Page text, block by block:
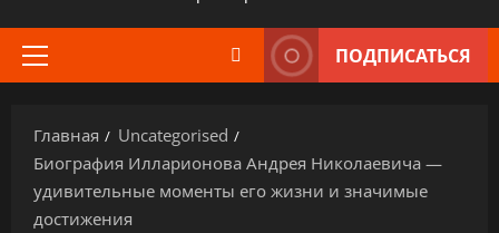
Основное
ПОДПИСАТЬСЯ
Главная
Uncategorised
Биография Илларионова Андрея Николаевича —
удивительные моменты его жизни и значимые
достижения